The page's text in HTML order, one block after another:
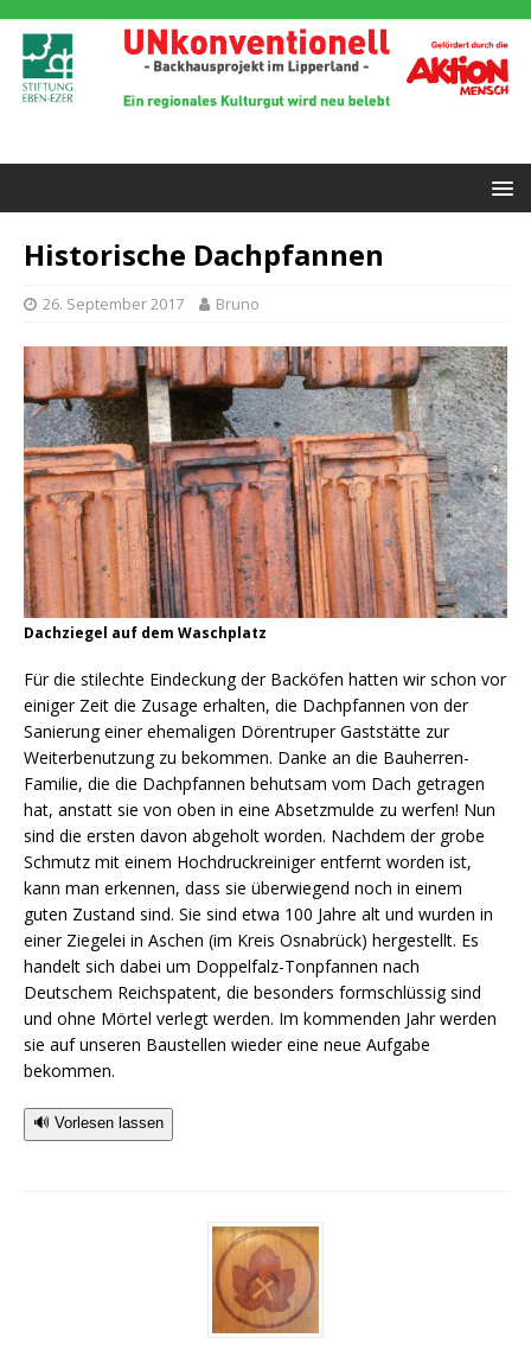
Historische Dachpfannen
26. September 2017 Bruno
Dachziegel auf dem Waschplatz
Für die stilechte Eindeckung der Backöfen hatten wir schon vor
einiger Zeit die Zusage erhalten, die Dachpfannen von der
Sanierung einer ehemaligen Dörentruper Gaststätte zur
Weiterbenutzung zu bekommen. Danke an die Bauherren-
Familie, die die Dachpfannen behutsam vom Dach getragen
hat, anstatt sie von oben in eine Absetzmulde zu werfen! Nun
sind die ersten davon abgeholt worden. Nachdem der grobe
Schmutz mit einem Hochdruckreiniger entfernt worden ist,
kann man erkennen, dass sie überwiegend noch in einem
guten Zustand sind. Sie sind etwa 100 Jahre alt und wurden in
einer Ziegelei in Aschen (im Kreis Osnabrück) hergestellt. Es
handelt sich dabei um Doppelfalz-Tonpfannen nach
Deutschem Reichspatent, die besonders formschlüssig sind
und ohne Mörtel verlegt werden. Im kommenden Jahr werden
sie auf unseren Baustellen wieder eine neue Aufgabe
bekommen.
🔊 Vorlesen lassen